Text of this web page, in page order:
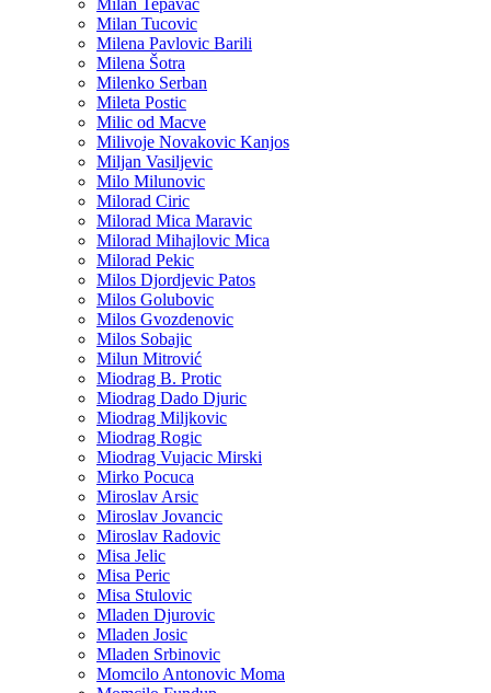
Milan Tepavac
Milan Tucovic
Milena Pavlovic Barili
Milena Šotra
Milenko Serban
Mileta Postic
Milic od Macve
Milivoje Novakovic Kanjos
Miljan Vasiljevic
Milo Milunovic
Milorad Ciric
Milorad Mica Maravic
Milorad Mihajlovic Mica
Milorad Pekic
Milos Djordjevic Patos
Milos Golubovic
Milos Gvozdenovic
Milos Sobajic
Milun Mitrović
Miodrag B. Protic
Miodrag Dado Djuric
Miodrag Miljkovic
Miodrag Rogic
Miodrag Vujacic Mirski
Mirko Pocuca
Miroslav Arsic
Miroslav Jovancic
Miroslav Radovic
Misa Jelic
Misa Peric
Misa Stulovic
Mladen Djurovic
Mladen Josic
Mladen Srbinovic
Momcilo Antonovic Moma